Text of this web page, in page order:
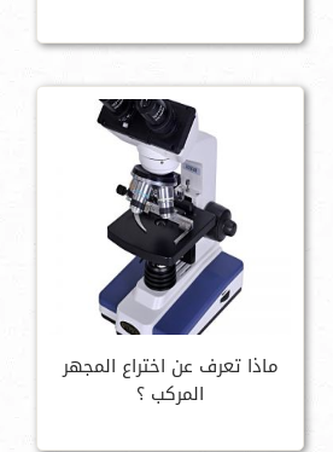
ماذا تعرف عن اختراع المجهر
المركب ؟